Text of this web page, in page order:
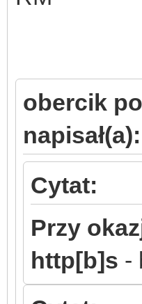
obercik
napisał(a):
Cytat:
Przy
http[b]s -